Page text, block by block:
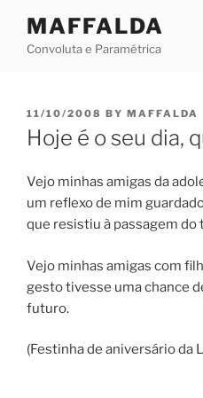
content
MAFFALDA
Convoluta e Paramétrica
POSTED
ON
11/10/2008 BY MAFFALDA
Hoje é o seu dia,
Vejo minhas amigas da
um reflexo de mim
que resistiu à passagem do
Vejo minhas amigas com
gesto tivesse uma chance
futuro.
(Festinha de aniversário da